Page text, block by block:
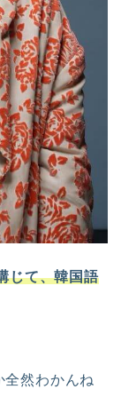
じて、韓国語
全然わかんね